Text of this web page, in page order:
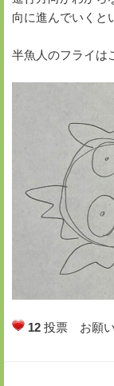
向に進んでいくと
半魚人のフライは
12投票 お願い